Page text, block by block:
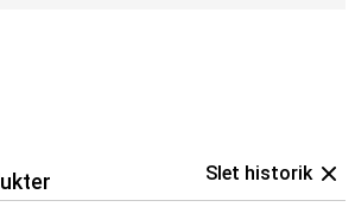
Slet historik